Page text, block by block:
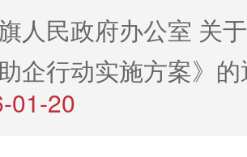
人民政府办公室 关
企行动实施方案》
01-20